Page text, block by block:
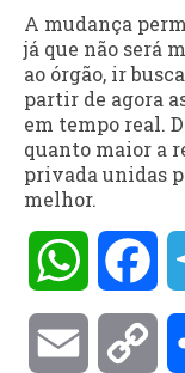
A mudança
já que não será
ao órgão, ir
partir de agora
em tempo real.
quanto maior a
privada unidas
melhor.
Email